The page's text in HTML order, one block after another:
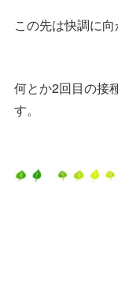
この先は快調に向
何とか2回目の接
す。